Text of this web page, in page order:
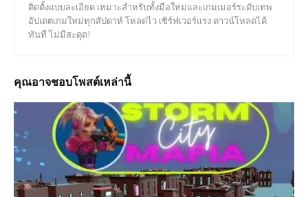
ติดตั้งแบบละเอียด เหมาะสำหรับทั้งมือใหม่และเกมเมอร์ระดับเทพ
อัปเดตเกมใหม่ทุกสัปดาห์ โหลดไว เซิร์ฟเวอร์แรง ดาวน์โหลดได้
ทันที ไม่มีสะดุด!
คุณอาจชอบโพสต์เหล่านี้